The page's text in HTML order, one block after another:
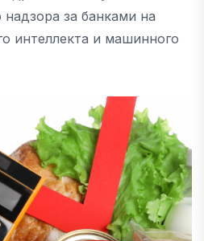
за банками на
интеллекта и машинного